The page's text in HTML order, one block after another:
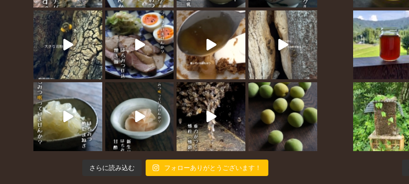
さらに読み込む フォローありがとうございます！